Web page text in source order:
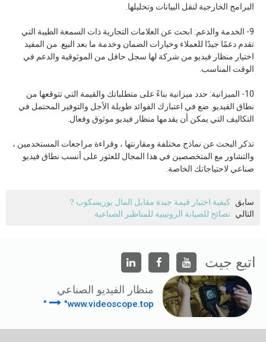
البرامج الخارجية لنقل البيانات وتحليلها.
9- الخدمة والدعم: ابحث عن العلامات التجارية ذات السمعة الطيبة التي
تقدم دعمًا جيدًا للعملاء وخيارات الضمان وخدمة ما بعد البيع. من المفيد
اختيار منظار فيديو من شركة لها سجل حافل من الموثوقية والدعم في
الوقت المناسب.
10- الميزانية: حدد ميزانية بناءً على متطلباتك والقيمة التي تتوقعها من
نطاق الفيديو. ضع في اعتبارك الفوائد طويلة الأجل والتوفير المحتمل في
التكاليف التي يمكن أن يقدمها منظار فيديو موثوق وفعال.
تذكر البحث عن نماذج مختلفة ومقارنتها ، وقراءة مراجعات المستخدمين ،
والتشاور مع المتخصصين في هذا المجال للعثور على أنسب نطاق فيديو
صناعي لاحتياجاتك الخاصة.
سابق كيفية اختيار قيمة جيدة مقابل المال بوريسكوب？
التالي
نصائح للصيانة الروتينية للمناظير الصناعية
اتبع جيت
منظار الفيديو الصناعي
"www.videoscope.top"